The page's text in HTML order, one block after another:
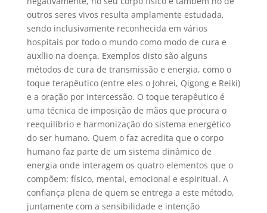
outros seres vivos resulta amplamente estudada,
sendo inclusivamente reconhecida em vários
hospitais por todo o mundo como modo de cura e
auxílio na doença. Exemplos disto são alguns
métodos de cura de transmissão e energia, como o
toque terapêutico (entre eles o Johrei, Qigong e Reiki)
e a oração por intercessão. O toque terapêutico é
uma técnica de imposição de mãos que procura o
reequilíbrio e harmonização do sistema energético
do ser humano. Quem o faz acredita que o corpo
humano faz parte de um sistema dinâmico de
energia onde interagem os quatro elementos que o
compõem: físico, mental, emocional e espiritual. A
confiança plena de quem se entrega a este método,
juntamente com a sensibilidade e intenção